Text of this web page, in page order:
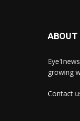
ABOUT
growing
Contact